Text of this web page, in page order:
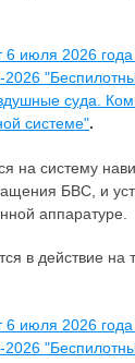
6 июля 2026
суда.
системе".
на систему
БВС, и
аппаратуре.
в действие на
6 июля 2026